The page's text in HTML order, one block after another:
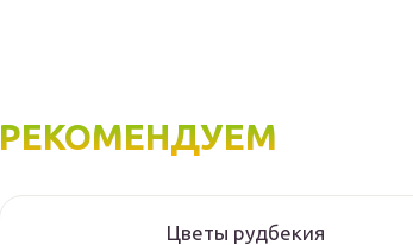
РЕКОМЕНДУЕМ
Цветы рудбекия